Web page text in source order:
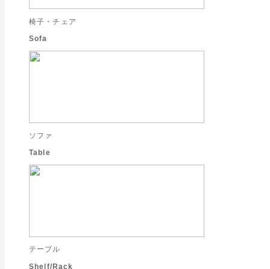
椅子・チェア
Sofa
ソファ
Table
テーブル
Shelf/Rack